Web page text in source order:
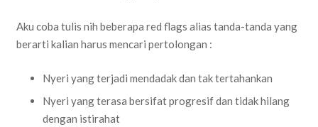
Aku coba tulis nih beberapa red flags alias tanda-tanda yang
berarti kalian harus mencari pertolongan :
Nyeri yang terjadi mendadak dan tak tertahankan
Nyeri yang terasa bersifat progresif dan tidak hilang
dengan istirahat